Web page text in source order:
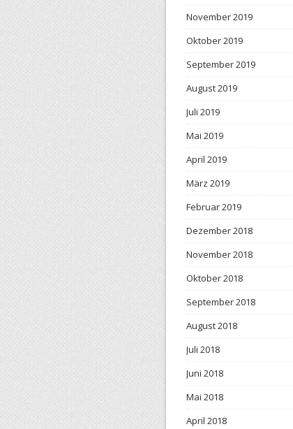
November 2019
Oktober 2019
September 2019
August 2019
Juli 2019
Mai 2019
April 2019
März 2019
Februar 2019
Dezember 2018
November 2018
Oktober 2018
September 2018
August 2018
Juli 2018
Juni 2018
Mai 2018
April 2018